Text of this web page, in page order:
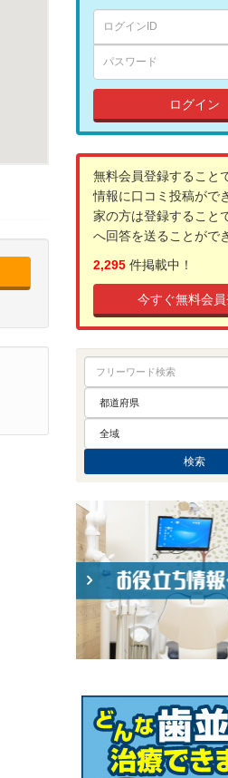
ログイン
無料会員登録すること
情報に口コミ投稿がで
家の方は登録すること
へ回答を送ることがで
2,295件掲載中！
今すぐ無料会